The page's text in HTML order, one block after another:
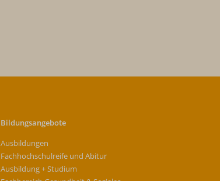
Bildungsangebote
Ausbildungen
Fachhochschulreife und Abitur
Ausbildung + Studium